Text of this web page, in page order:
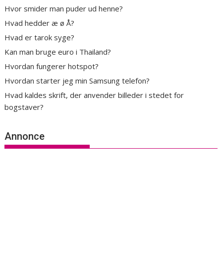
Hvor smider man puder ud henne?
Hvad hedder æ ø Å?
Hvad er tarok syge?
Kan man bruge euro i Thailand?
Hvordan fungerer hotspot?
Hvordan starter jeg min Samsung telefon?
Hvad kaldes skrift, der anvender billeder i stedet for
bogstaver?
Annonce